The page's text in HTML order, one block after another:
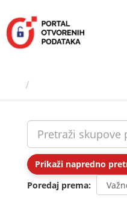
sadržaj
Prikaži napredno
Poredaj prema